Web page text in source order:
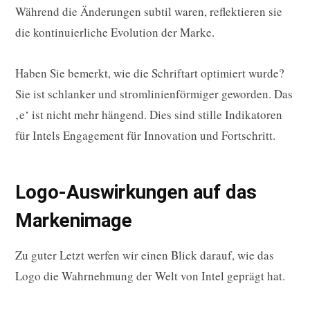
Während die Änderungen subtil waren, reflektieren sie
die kontinuierliche Evolution der Marke.
Haben Sie bemerkt, wie die Schriftart optimiert wurde?
Sie ist schlanker und stromlinienförmiger geworden. Das
‚e‘ ist nicht mehr hängend. Dies sind stille Indikatoren
für Intels Engagement für Innovation und Fortschritt.
Logo-Auswirkungen auf das
Markenimage
Zu guter Letzt werfen wir einen Blick darauf, wie das
Logo die Wahrnehmung der Welt von Intel geprägt hat.